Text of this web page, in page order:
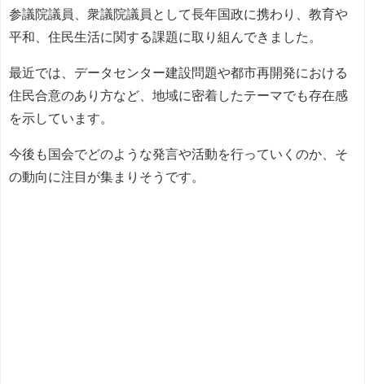
参議院議員、衆議院議員として長年国政に携わり、教育や
平和、住民生活に関する課題に取り組んできました。
最近では、データセンター建設問題や都市再開発における
住民合意のあり方など、地域に密着したテーマでも存在感
を示しています。
今後も国会でどのような発言や活動を行っていくのか、そ
の動向に注目が集まりそうです。